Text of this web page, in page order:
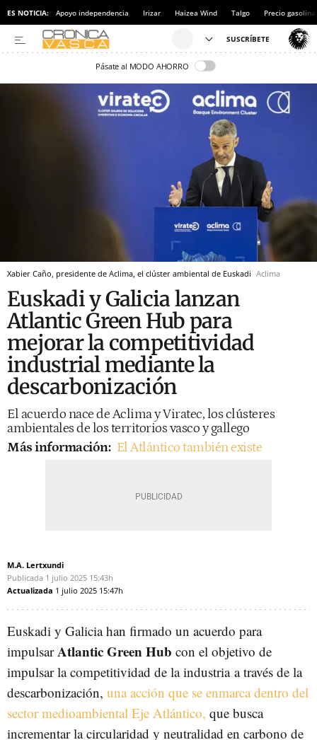
ES NOTICIA: Apoyo independencia Irizar Haizea Wind Talgo Precio gasolina
Pásate al MODO AHORRO
Xabier Caño, presidente de Aclima, el clúster ambiental de Euskadi Aclima
Euskadi y Galicia lanzan
Atlantic Green Hub para
mejorar la competitividad
industrial mediante la
descarbonización
El acuerdo nace de Aclima y Viratec, los clústeres
ambientales de los territorios vasco y gallego
Más información: El Atlántico también existe
M.A. Lertxundi
Publicada 1 julio 2025 15:43h
Actualizada 1 julio 2025 15:47h
Euskadi y Galicia han firmado un acuerdo para
impulsarAtlantic Green Hub con el objetivo de
impulsar la competitividad de la industria a través de la
descarbonización, una acción que se enmarca dentro del
sector medioambiental Eje Atlántico, que busca
incrementar la circularidad y neutralidad en carbono de